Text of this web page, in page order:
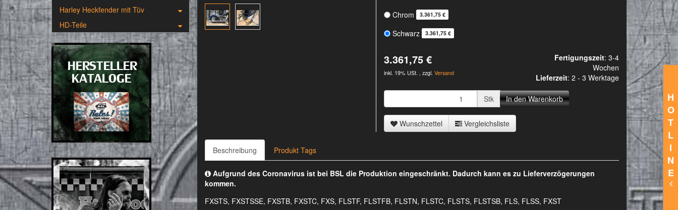
H
O
T
L
I
N
E
Chrom
3.361,75 €
Schwarz 3.361,75 €
3.361,75 €
inkl. 19% USt. , zzgl.Versand
Fertigungszeit: 3-4
Wochen
Lieferzeit: 2 - 3 Werktage
Stk In den Warenkorb
Wunschzettel Vergleichsliste
Beschreibung Produkt Tags
Aufgrund des Coronavirus ist bei BSL die Produktion eingeschränkt. Dadurch kann es zu Lieferverzögerungen
kommen.
FXSTS, FXSTSSE, FXSTB, FXSTC, FXS, FLSTF, FLSTFB, FLSTN, FLSTC, FLSTS, FLSTSB, FLS, FLSS, FXST
Harley Heckfender mit Tüv
HD-Teile